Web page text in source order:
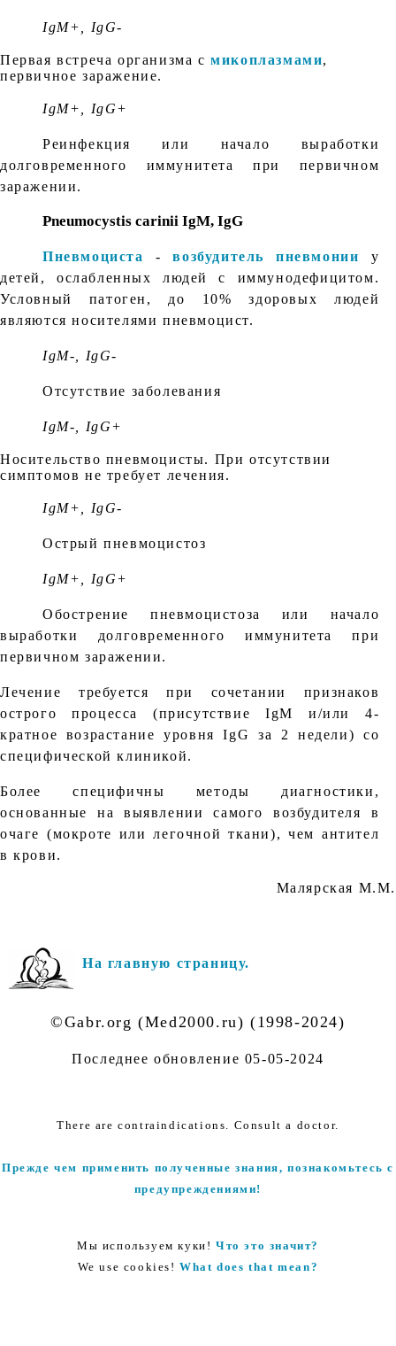
IgM+, IgG-
Первая встреча организма смикоплазмами,
первичное заражение.
IgM+, IgG+
Реинфекция или начало выработки
долговременного иммунитета при первичном
заражении.
Pneumocystis carinii IgМ, IgG
Пневмоциста -возбудитель пневмонии у
детей, ослабленных людей с иммунодефицитом.
Условный патоген, до 10% здоровых людей
являются носителями пневмоцист.
IgM-, IgG-
Отсутствие заболевания
IgM-, IgG+
Носительство пневмоцисты. При отсутствии
симптомов не требует лечения.
IgM+, IgG-
Острый пневмоцистоз
IgM+, IgG+
Обострение пневмоцистоза или начало
выработки долговременного иммунитета при
первичном заражении.
Лечение требуется при сочетании признаков
острого процесса (присутствие IgM и/или 4-
кратное возрастание уровня IgG за 2 недели) со
специфической клиникой.
Более специфичны методы диагностики,
основанные на выявлении самого возбудителя в
очаге (мокроте или легочной ткани), чем антител
в крови.
Малярская М.М.
На главную страницу.
©Gabr.org (Med2000.ru) (1998-2024)
Последнее обновление 05-05-2024
There are contraindications. Consult a doctor.
Прежде чем применить полученные знания, познакомьтесь с
предупреждениями!
Мы используем куки! Что это значит?
We use cookies!What does that mean?